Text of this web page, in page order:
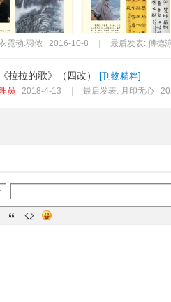
霓动.羽侬 2016-10-8 最后发表: 傅德
拉拉的歌》（四改） [刊物精粹]
员 2018-4-13 最后发表: 月印无心